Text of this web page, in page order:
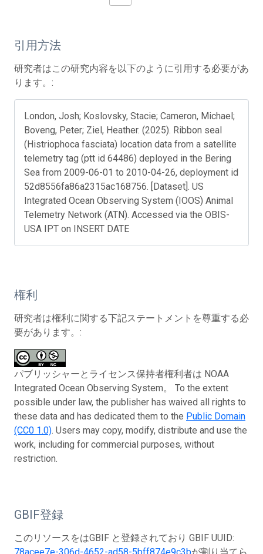
引用方法
研究者はこの研究内容を以下のように引用する必要があ
ります。:
London, Josh; Koslovsky, Stacie; Cameron, Michael;
Boveng, Peter; Ziel, Heather. (2025). Ribbon seal
(Histriophoca fasciata) location data from a satellite
telemetry tag (ptt id 64486) deployed in the Bering
Sea from 2009-06-01 to 2010-04-26, deployment id
52d8556fa86a2315ac168756. [Dataset]. US
Integrated Ocean Observing System (IOOS) Animal
Telemetry Network (ATN). Accessed via the OBIS-
USA IPT on INSERT DATE
権利
研究者は権利に関する下記ステートメントを尊重する必
要があります。:
パブリッシャーとライセンス保持者権利者は NOAA
Integrated Ocean Observing System。 To the extent
possible under law, the publisher has waived all rights to
these data and has dedicated them to the Public Domain
(CC0 1.0). Users may copy, modify, distribute and use the
work, including for commercial purposes, without
restriction.
GBIF登録
このリソースをはGBIF と登録されており GBIF UUID: